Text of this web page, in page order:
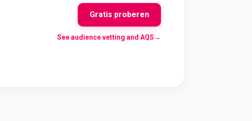
Gratis proberen
See audience vetting and AQS→